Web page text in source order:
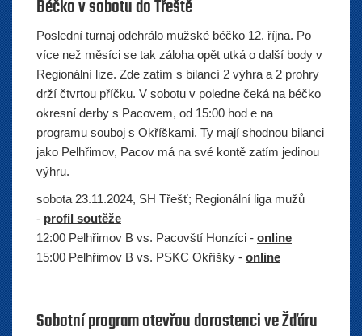
Béčko v sobotu do Třeště
Poslední turnaj odehrálo mužské béčko 12. října. Po
více než měsíci se tak záloha opět utká o další body v
Regionální lize. Zde zatím s bilancí 2 výhra a 2 prohry
drží čtvrtou příčku. V sobotu v poledne čeká na béčko
okresní derby s Pacovem, od 15:00 hod e na
programu souboj s Okříškami. Ty mají shodnou bilanci
jako Pelhřimov, Pacov má na své kontě zatím jedinou
výhru.
sobota 23.11.2024, SH Třešť; Regionální liga mužů
- profil soutěže
12:00 Pelhřimov B vs. Pacovští Honzíci - online
15:00 Pelhřimov B vs. PSKC Okříšky - online
Sobotní program otevřou dorostenci ve Žďáru